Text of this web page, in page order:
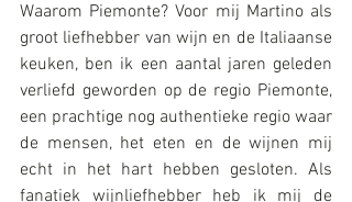
Waarom Piemonte? Voor mij Martino als
groot liefhebber van wijn en de Italiaanse
keuken, ben ik een aantal jaren geleden
verliefd geworden op de regio Piemonte,
een prachtige nog authentieke regio waar
de mensen, het eten en de wijnen mij
echt in het hart hebben gesloten. Als
fanatiek wijnliefhebber heb ik mij de